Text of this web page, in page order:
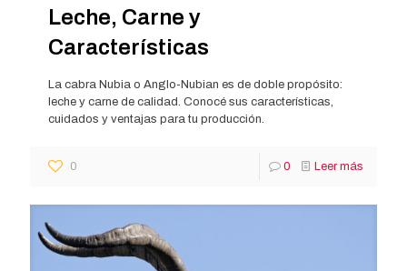
Leche, Carne y
Características
La cabra Nubia o Anglo-Nubian es de doble propósito:
leche y carne de calidad. Conocé sus características,
cuidados y ventajas para tu producción.
0 0 Leer más